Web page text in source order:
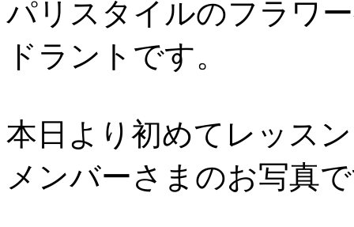
パリスタイルのフラワ
ドラントです。
本日より初めてレッス
メンバーさまのお写真